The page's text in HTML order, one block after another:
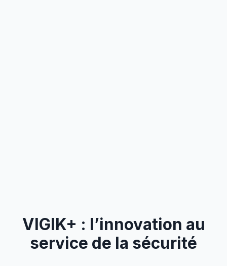
VIGIK+ : l’innovation au
service de la sécurité